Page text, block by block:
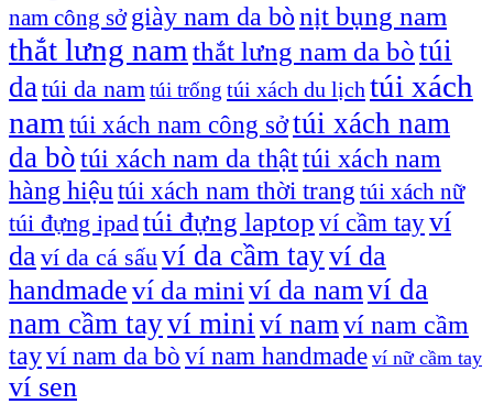
nam công sở giày nam da bònịt bụng nam
thắt lưng nam thắt lưng nam da bòtúi
da túi da namtúi trống túi xách du lịch túi xách
nam túi xách nam công sởtúi xách nam
da bòtúi xách nam da thậttúi xách nam
hàng hiệu túi xách nam thời trang túi xách nữ
túi đựng ipadtúi đựng laptop ví cầm tayví
daví da cá sấu ví da cầm tayví da
handmadeví da mini ví da namví da
nam cầm tayví mini ví namví nam cầm
tayví nam da bò ví nam handmade ví nữ cầm tay
ví sen